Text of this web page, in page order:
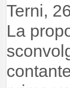
Terni,
La